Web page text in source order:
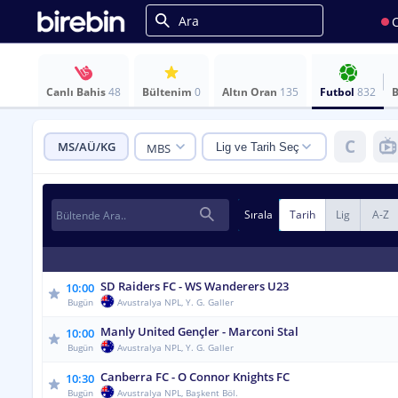
Canlı Bahis48 Bültenim 0 Altın Oran 135 Futbol 832
MS/AÜ/KG MBS Lig ve Tarih Seç C
Görünüm Yoğunluğu:
Normal Geniş Aa Küçük
Aa
Normal
Oran Düşerse:
Oran Yükselirse:
Misli:
Uyarı: Hemen oyna tercihi secildiginde orana
Sırala Tarih Lig A-Z
10:00
Bugün
SD Raiders FC - WS Wanderers U23
Avustralya NPL, Y. G. Galler
10:00
Bugün
Manly United Gençler - Marconi Stal
Avustralya NPL, Y. G. Galler
10:30
Bugün
Canberra FC - O Connor Knights FC
Avustralya NPL, Başkent Böl.